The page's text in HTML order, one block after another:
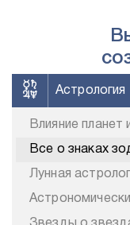
Астрология
Влияние планет
Все о знаках
Лунная